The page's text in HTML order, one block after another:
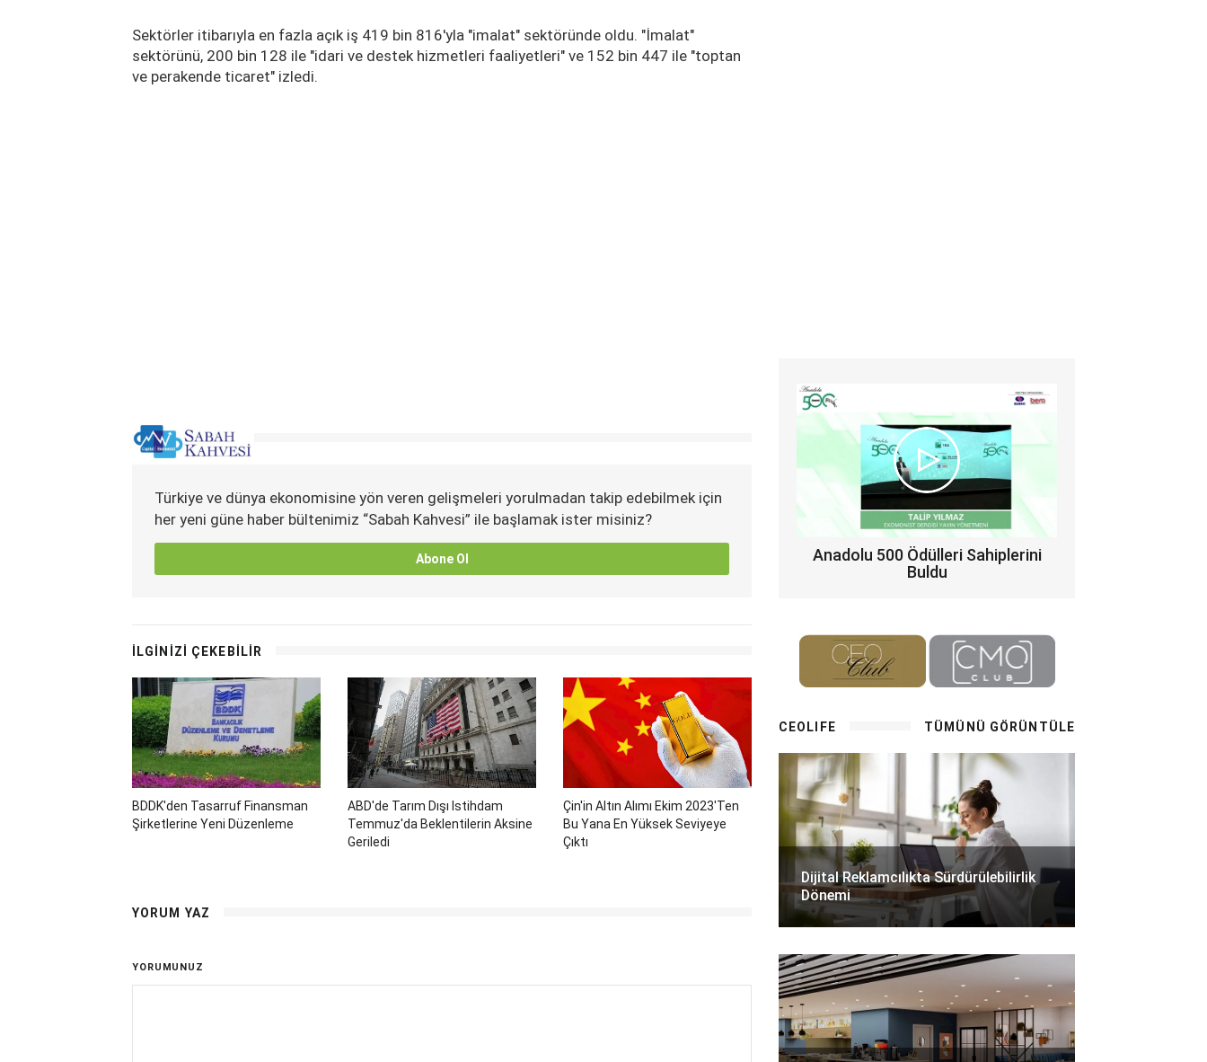
Sektörler itibarıyla en fazla açık iş 419 bin 816'yla "imalat" sektöründe oldu. "İmalat"
sektörünü, 200 bin 128 ile "idari ve destek hizmetleri faaliyetleri" ve 152 bin 447 ile "toptan
ve perakende ticaret" izledi.
Türkiye ve dünya ekonomisine yön veren gelişmeleri yorulmadan takip edebilmek için
her yeni güne haber bültenimiz “Sabah Kahvesi” ile başlamak ister misiniz?
Abone Ol
İLGİNİZİ ÇEKEBİLİR
BDDK'den Tasarruf Finansman
Şirketlerine Yeni Düzenleme
ABD'de Tarım Dışı Istihdam
Temmuz'da Beklentilerin Aksine
Geriledi
Çin'in Altın Alımı Ekim 2023'ten
Bu Yana En Yüksek Seviyeye
Çıktı
YORUM YAZ
YORUMUNUZ
Anadolu 500 Ödülleri Sahiplerini
Buldu
CEOLIFE TÜMÜNÜ GÖRÜNTÜLE
Dijital Reklamcılıkta Sürdürülebilirlik
Dönemi